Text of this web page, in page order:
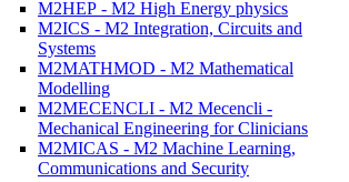
M2HEP - M2 High Energy physics
M2ICS - M2 Integration, Circuits and
Systems
M2MATHMOD - M2 Mathematical
Modelling
M2MECENCLI - M2 Mecencli -
Mechanical Engineering for Clinicians
M2MICAS - M2 Machine Learning,
Communications and Security